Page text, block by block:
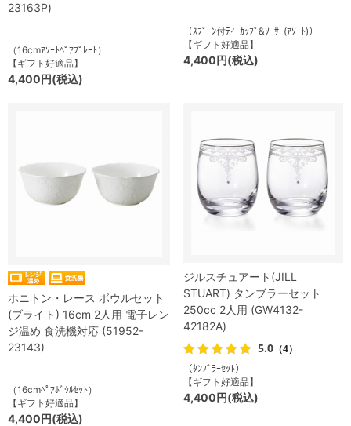
23163P)
（16cmｱｿｰﾄﾍﾟｱﾌﾟﾚｰﾄ）
【ギフト好適品】
4,400円(税込)
（ｽﾌﾟｰﾝ付ﾃｨｰｶｯﾌﾟ&ｿｰｻｰ(ｱｿｰﾄ)）
【ギフト好適品】
4,400円(税込)
ホニトン・レース ボウルセット
(ブライト) 16cm 2人用 電子レン
ジ温め 食洗機対応 (51952-
23143)
（16cmﾍﾟｱﾎﾞｳﾙｾｯﾄ）
【ギフト好適品】
4,400円(税込)
ジルスチュアート(JILL
STUART) タンブラーセット
250cc 2人用 (GW4132-
42182A)
5.0 （4）
（ﾀﾝﾌﾞﾗｰｾｯﾄ）
【ギフト好適品】
4,400円(税込)